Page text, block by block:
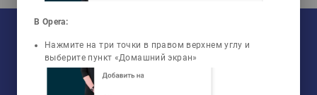
На текущий момент:
У нас обучается960групп
Зарегистрировано50759 пользователей
Просмотрено456806
Мы в соцсетях:
В Opera:
Нажмите на три точки в правом верхнем углу и
выберите пункт «Домашний экран»